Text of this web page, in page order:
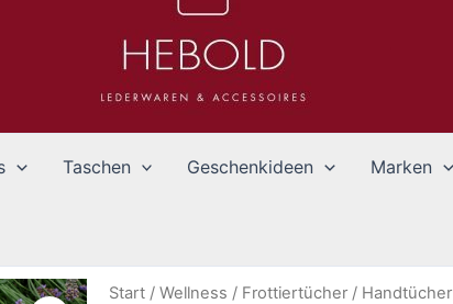
Taschen Geschenkideen Marken
Start / Wellness / Frottiertücher / Handtücher